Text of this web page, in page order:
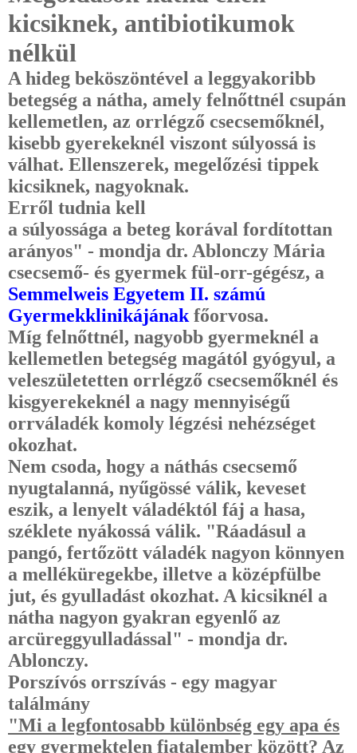
kicsiknek, antibiotikumok
nélkül
A hideg beköszöntével a leggyakoribb
betegség a nátha, amely felnőttnél csupán
kellemetlen, az orrlégző csecsemőknél,
kisebb gyerekeknél viszont súlyossá is
válhat. Ellenszerek, megelőzési tippek
kicsiknek, nagyoknak.
Erről tudnia kell
a súlyossága a beteg korával fordítottan
arányos" - mondja dr. Ablonczy Mária
csecsemő- és gyermek fül-orr-gégész, a
Semmelweis Egyetem II. számú
Gyermekklinikájának főorvosa.
Míg felnőttnél, nagyobb gyermeknél a
kellemetlen betegség magától gyógyul, a
veleszületetten orrlégző csecsemőknél és
kisgyerekeknél a nagy mennyiségű
orrváladék komoly légzési nehézséget
okozhat.
Nem csoda, hogy a náthás csecsemő
nyugtalanná, nyűgössé válik, keveset
eszik, a lenyelt váladéktól fáj a hasa,
széklete nyákossá válik. "Ráadásul a
pangó, fertőzött váladék nagyon könnyen
a melléküregekbe, illetve a középfülbe
jut, és gyulladást okozhat. A kicsiknél a
nátha nagyon gyakran egyenlő az
arcüreggyulladással" - mondja dr.
Ablonczy.
Porszívós orrszívás - egy magyar
találmány
"Mi a legfontosabb különbség egy apa és
egy gyermektelen fiatalember között? Az